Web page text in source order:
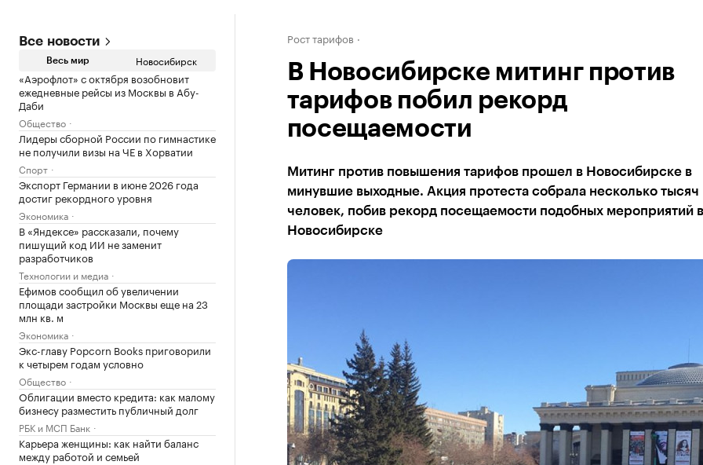
Все новости
Весь мир Новосибирск
«Аэрофлот» с октября возобновит
ежедневные рейсы из Москвы в Абу-
Даби
Общество
Лидеры сборной России по гимнастике
не получили визы на ЧЕ в Хорватии
Спорт
Экспорт Германии в июне 2026 года
достиг рекордного уровня
Экономика
В «Яндексе» рассказали, почему
пишущий код ИИ не заменит
разработчиков
Технологии и медиа
Ефимов сообщил об увеличении
площади застройки Москвы еще на 23
млн кв. м
Экономика
Экс-главу Popcorn Books приговорили
к четырем годам условно
Общество
Облигации вместо кредита: как малому
бизнесу разместить публичный долг
РБК и МСП Банк
Карьера женщины: как найти баланс
между работой и семьей
Рост тарифов
В Новосибирске митинг против
тарифов побил рекорд
посещаемости
Митинг против повышения тарифов прошел в Новосибирске в
минувшие выходные. Акция протеста собрала несколько тысяч
человек, побив рекорд посещаемости подобных мероприятий в
Новосибирске